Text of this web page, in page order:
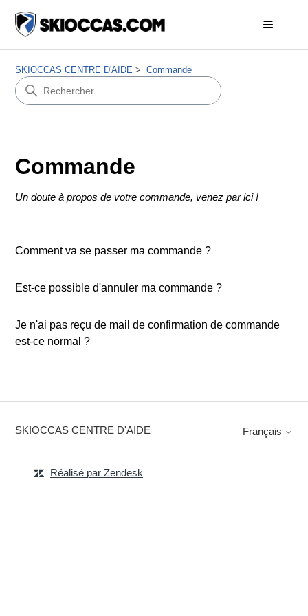
SKIOCCAS CENTRE D'AIDE Commande
Commande
Un doute à propos de votre commande, venez par ici !
Comment va se passer ma commande ?
Est-ce possible d'annuler ma commande ?
Je n'ai pas reçu de mail de confirmation de commande
est-ce normal ?
SKIOCCAS CENTRE D'AIDE Français
Réalisé par Zendesk